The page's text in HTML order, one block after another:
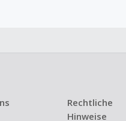
Rechtliche
Hinweise